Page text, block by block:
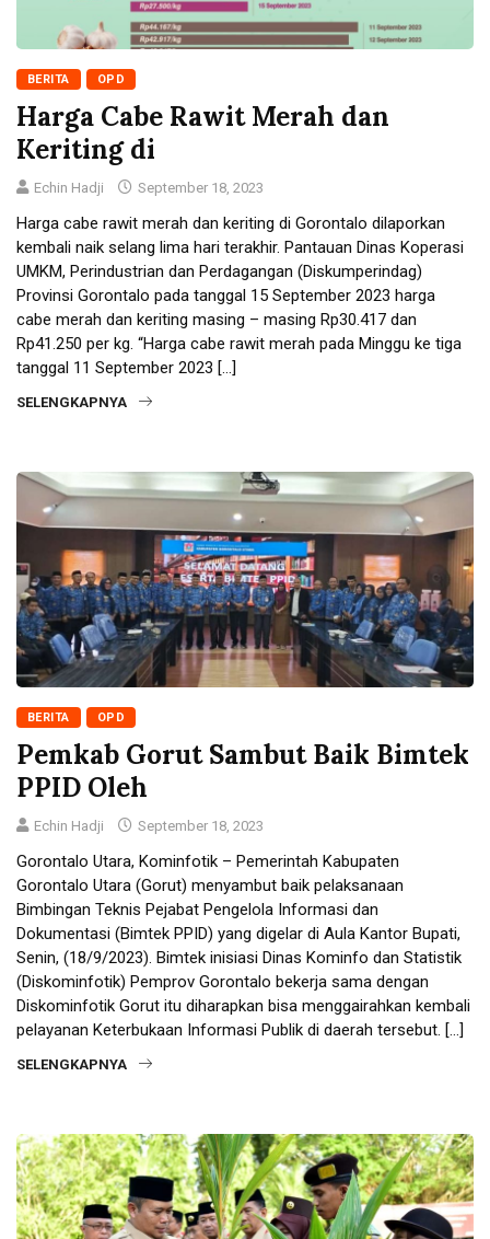
BERITA OPD
Harga Cabe Rawit Merah dan
Keriting di
Echin Hadji September 18, 2023
Harga cabe rawit merah dan keriting di Gorontalo dilaporkan
kembali naik selang lima hari terakhir. Pantauan Dinas Koperasi
UMKM, Perindustrian dan Perdagangan (Diskumperindag)
Provinsi Gorontalo pada tanggal 15 September 2023 harga
cabe merah dan keriting masing – masing Rp30.417 dan
Rp41.250 per kg. “Harga cabe rawit merah pada Minggu ke tiga
tanggal 11 September 2023 […]
SELENGKAPNYA
BERITA OPD
Pemkab Gorut Sambut Baik Bimtek
PPID Oleh
Echin Hadji September 18, 2023
Gorontalo Utara, Kominfotik – Pemerintah Kabupaten
Gorontalo Utara (Gorut) menyambut baik pelaksanaan
Bimbingan Teknis Pejabat Pengelola Informasi dan
Dokumentasi (Bimtek PPID) yang digelar di Aula Kantor Bupati,
Senin, (18/9/2023). Bimtek inisiasi Dinas Kominfo dan Statistik
(Diskominfotik) Pemprov Gorontalo bekerja sama dengan
Diskominfotik Gorut itu diharapkan bisa menggairahkan kembali
pelayanan Keterbukaan Informasi Publik di daerah tersebut. […]
SELENGKAPNYA